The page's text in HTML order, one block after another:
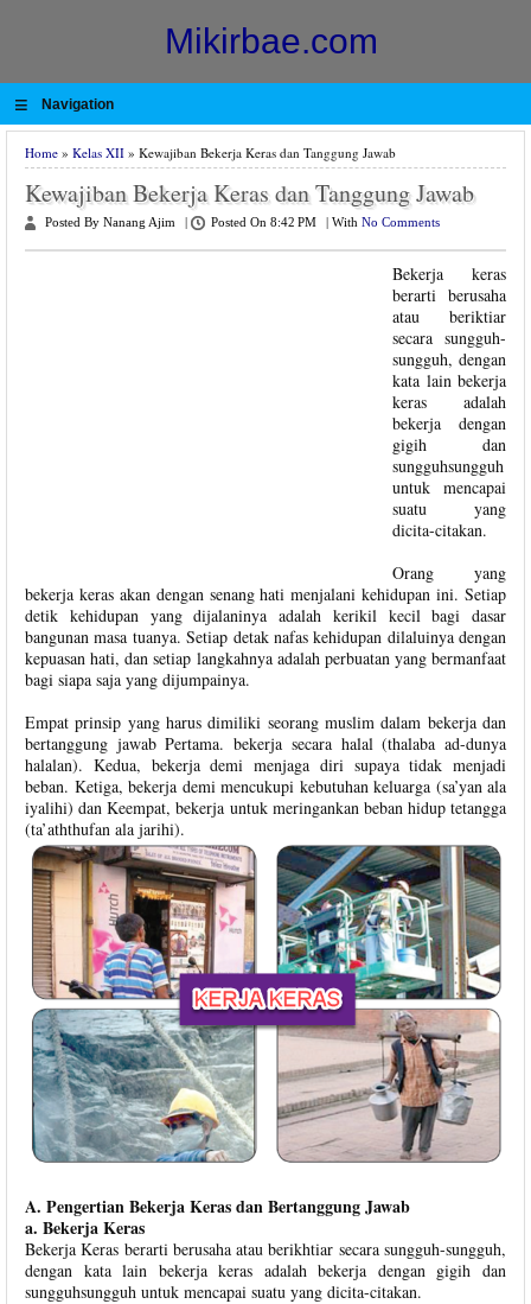
Mikirbae.com
≡ Navigation
Home » Kelas XII » Kewajiban Bekerja Keras dan Tanggung Jawab
Kewajiban Bekerja Keras dan Tanggung Jawab
Posted By Nanang Ajim Posted On 8:42 PM With No Comments
Bekerja keras
berarti berusaha
atau beriktiar
secara sungguh-
sungguh, dengan
kata lain bekerja
keras adalah
bekerja dengan
gigih dan
sungguhsungguh
untuk mencapai
suatu yang
dicita-citakan.
Orang yang
bekerja keras akan dengan senang hati menjalani kehidupan ini. Setiap
detik kehidupan yang dijalaninya adalah kerikil kecil bagi dasar
bangunan masa tuanya. Setiap detak nafas kehidupan dilaluinya dengan
kepuasan hati, dan setiap langkahnya adalah perbuatan yang bermanfaat
bagi siapa saja yang dijumpainya.
Empat prinsip yang harus dimiliki seorang muslim dalam bekerja dan
bertanggung jawab Pertama. bekerja secara halal (thalaba ad-dunya
halalan). Kedua, bekerja demi menjaga diri supaya tidak menjadi
beban. Ketiga, bekerja demi mencukupi kebutuhan keluarga (sa’yan ala
iyalihi) dan Keempat, bekerja untuk meringankan beban hidup tetangga
(ta’aththufan ala jarihi).
A. Pengertian Bekerja Keras dan Bertanggung Jawab
a. Bekerja Keras
Bekerja Keras berarti berusaha atau berikhtiar secara sungguh-sungguh,
dengan kata lain bekerja keras adalah bekerja dengan gigih dan
sungguhsungguh untuk mencapai suatu yang dicita-citakan.